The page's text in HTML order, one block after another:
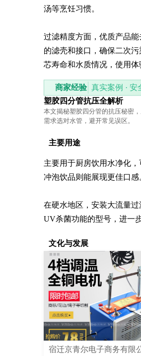
汤等烹饪习惯。
过滤精度方面，优质产品
的滤壳和接口，确保二次
芯寿命和水质情况，使用体
商家经验 真实案例 · 安
塑胶四分管抗压全解析
本文揭秘塑胶四分管的抗压秘密
需求选对水管，避开常见误区。
主要用途
主要用于厨房饮用水净化
冲泡饮品则能展现更佳口感
在硬水地区，安装大流量
UV杀菌功能的型号，进一
文化与发展
宿迁京青尔电子商务有限